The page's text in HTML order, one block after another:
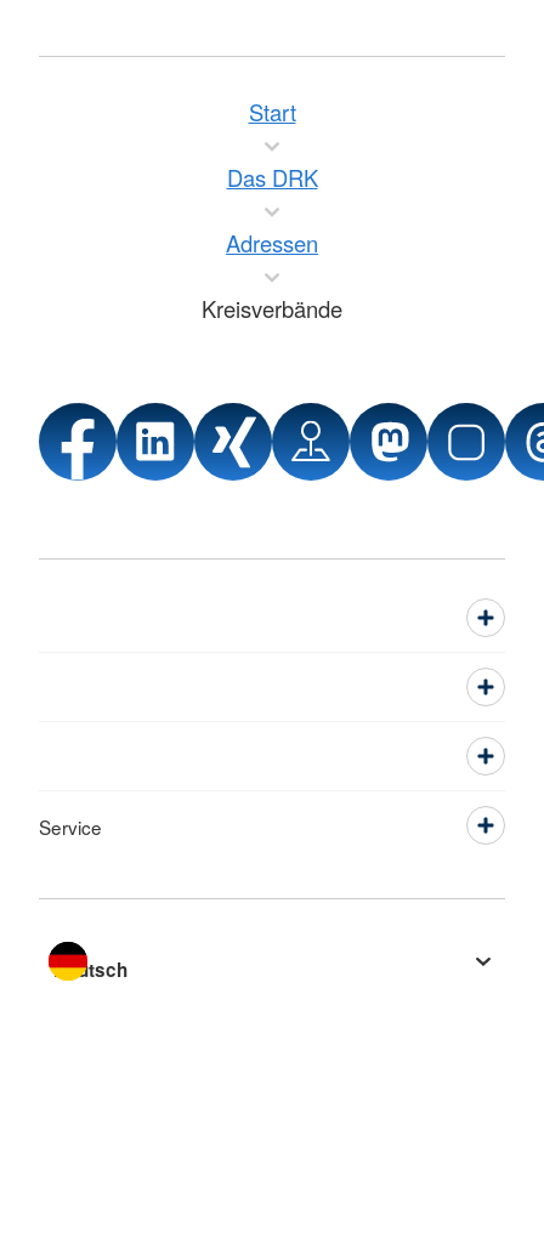
Start
Das DRK
Adressen
Kreisverbände
Service
Sprache wechseln zu